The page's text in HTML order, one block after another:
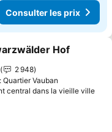
Consulter les prix
à mes favoris
Hof
2 948
Quartier Vauban
central dans la vieille ville